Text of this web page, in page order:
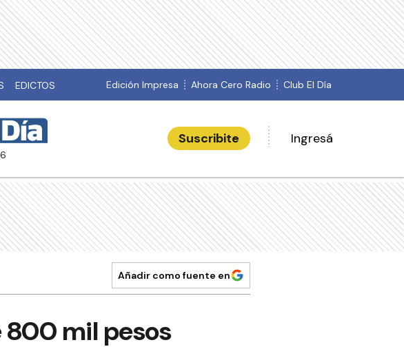
EDICTOS Edición Impresa Ahora Cero Radio Club El Día
Suscribite Ingresá
Añadir como fuente en
800 mil pesos